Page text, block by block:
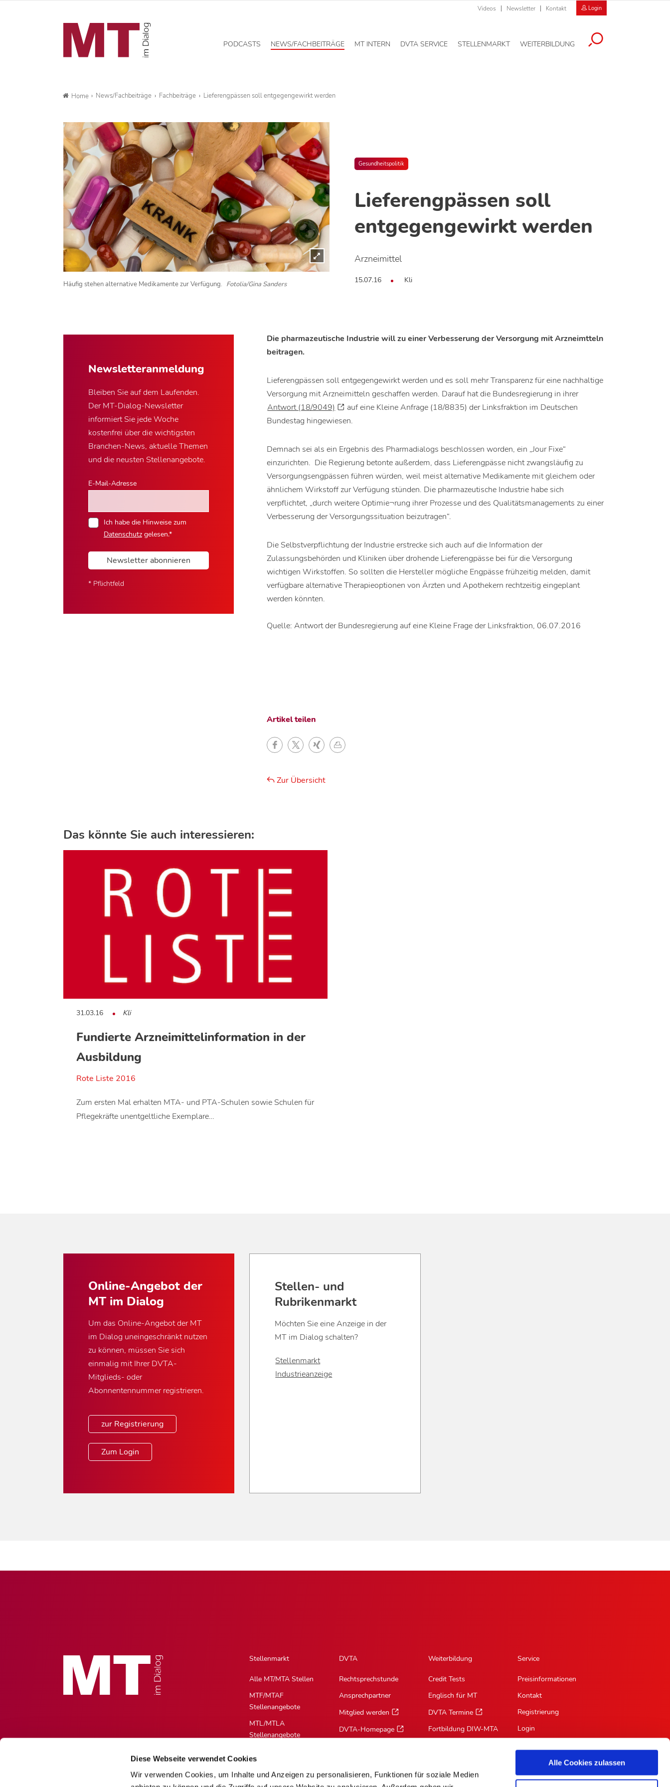
Diese Webseite verwendet Cookies
Wir verwenden Cookies, um Inhalte und Anzeigen zu personalisieren, Funktionen für soziale Medien
Alle Cookies zulassen
Videos Newsletter Kontakt Login
PODCASTS NEWS/FACHBEITRÄGE MT INTERN DVTA SERVICE STELLENMARKT WEITERBILDUNG
Home News/Fachbeiträge Fachbeiträge Lieferengpässen soll entgegengewirkt werden
Gesundheitspolitik
Lieferengpässen soll
entgegengewirkt werden
Arzneimittel
15.07.16 Kli
Häufig stehen alternative Medikamente zur Verfügung. Fotolia/Gina Sanders
Newsletter­anmeldung
Bleiben Sie auf dem Laufenden.
Der MT-Dialog-Newsletter
informiert Sie jede Woche
kostenfrei über die wichtigsten
Branchen-News, aktuelle Themen
und die neusten Stellenangebote.
E-Mail-Adresse
Ich habe die Hinweise zum
Datenschutzgelesen.*
Newsletter abonnieren
* Pflichtfeld
Die pharmazeutische Industrie will zu einer Verbesserung der Versorgung mit Arzneimtteln
beitragen.
Lieferengpässen soll entgegengewirkt werden und es soll mehr Transparenz für eine nachhaltige
Versorgung mit Arzneimitteln geschaffen werden. Darauf hat die Bundesregierung in ihrer
Antwort (18/9049)
auf eine Kleine Anfrage (18/8835) der Linksfraktion im Deutschen
Bundestag hingewiesen.
Demnach sei als ein Ergebnis des Pharmadialogs beschlossen worden, ein „Jour Fixe“
einzurichten. Die Regierung betonte außerdem, dass Lieferengpässe nicht zwangsläufig zu
Versorgungsengpässen führen würden, weil meist alternative Medikamente mit gleichem oder
ähnlichem Wirkstoff zur Verfügung stünden. Die pharmazeutische Industrie habe sich
verpflichtet, „durch weitere Optimie¬rung ihrer Prozesse und des Qualitätsmanagements zu einer
Verbesserung der Versorgungssituation beizutragen“.
Die Selbstverpflichtung der Industrie erstrecke sich auch auf die Information der
Zulassungsbehörden und Kliniken über drohende Lieferengpässe bei für die Versorgung
wichtigen Wirkstoffen. So sollten die Hersteller mögliche Engpässe frühzeitig melden, damit
verfügbare alternative Therapieoptionen von Ärzten und Apothekern rechtzeitig eingeplant
werden könnten.
Quelle: Antwort der Bundesregierung auf eine Kleine Frage der Linksfraktion, 06.07.2016
Artikel teilen
Zur Übersicht
Das könnte Sie auch interessieren:
31.03.16 Kli
Fundierte Arzneimittelinformation in der
Ausbildung
Rote Liste 2016
Zum ersten Mal erhalten MTA- und PTA-Schulen sowie Schulen für
Pflegekräfte unentgeltliche Exemplare…
Online-Angebot der
MT im Dialog
Um das Online-Angebot der MT
im Dialog uneingeschränkt nutzen
zu können, müssen Sie sich
einmalig mit Ihrer DVTA-
Mitglieds- oder
Abonnentennummer registrieren.
zur Registrierung
Zum Login
Stellen- und
Rubrikenmarkt
Möchten Sie eine Anzeige in der
MT im Dialog schalten?
Stellenmarkt
Industrieanzeige
Stellenmarkt
Alle MT/MTA Stellen
MTF/MTAF
Stellenangebote
MTL/MTLA
Stellenangebote
Stellenangebote
MTV/VMTA
DVTA
Rechtsprechstunde
Ansprechpartner
Mitglied werden
DVTA-Homepage
Weiterbildung
Credit Tests
Englisch für MT
DVTA Termine
Fortbildung DIW-MTA
Service
Preisinformationen
Kontakt
Registrierung
Login
RSS-Feed